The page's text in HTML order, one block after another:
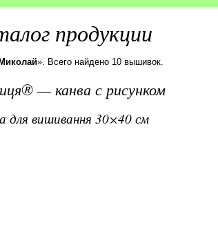
продукции
». Всего найдено 10 вышивок.
— канва с рисунком
для вишивання 30×40 см